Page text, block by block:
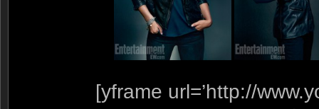
[yframe url=’http://